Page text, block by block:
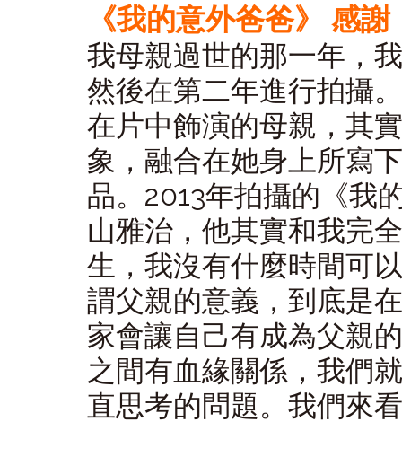
《我的意外爸爸》 感
我母親過世的那一年，
然後在第二年進行拍攝
在片中飾演的母親，其
象，融合在她身上所寫
品。2013年拍攝的《我
山雅治，他其實和我完
生，我沒有什麼時間可
謂父親的意義，到底是
家會讓自己有成為父親
之間有血緣關係，我們
直思考的問題。我們來